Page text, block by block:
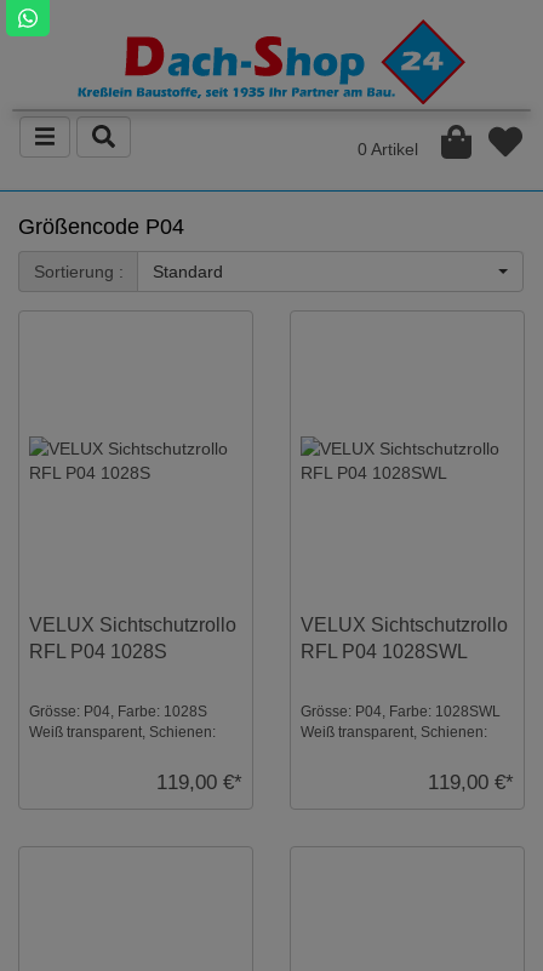
0 Artikel
Größencode P04
Sortierung : Standard
VELUX Sichtschutzrollo
RFL P04 1028S
Grösse: P04, Farbe: 1028S
Weiß transparent, Schienen:
119,00 €*
VELUX Sichtschutzrollo
RFL P04 1028SWL
Grösse: P04, Farbe: 1028SWL
Weiß transparent, Schienen:
119,00 €*